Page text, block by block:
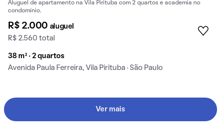
Aluguel de apartamento na Vila Pirituba com 2 quartos e academia no
condomínio.
R$ 2.000 aluguel
R$ 2.560 total
38 m² · 2 quartos
Avenida Paula Ferreira, Vila Pirituba · São Paulo
Ver mais